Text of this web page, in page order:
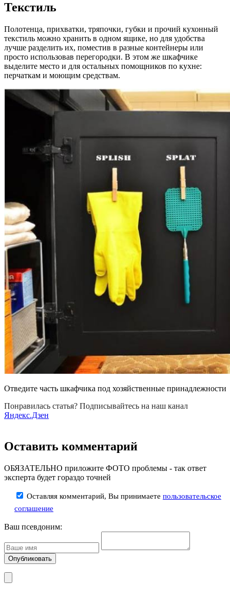
Текстиль
Полотенца, прихватки, тряпочки, губки и прочий кухонный
текстиль можно хранить в одном ящике, но для удобства
лучше разделить их, поместив в разные контейнеры или
просто использовав перегородки. В этом же шкафчике
выделите место и для остальных помощников по кухне:
перчаткам и моющим средствам.
Отведите часть шкафчика под хозяйственные принадлежности
Понравилась статья? Подписывайтесь на наш канал
Яндекс.Дзен
Оставить комментарий
ОБЯЗАТЕЛЬНО приложите ФОТО проблемы - так ответ
эксперта будет гораздо точней
Оставляя комментарий, Вы принимаете пользовательское
соглашение
Ваш псевдоним: